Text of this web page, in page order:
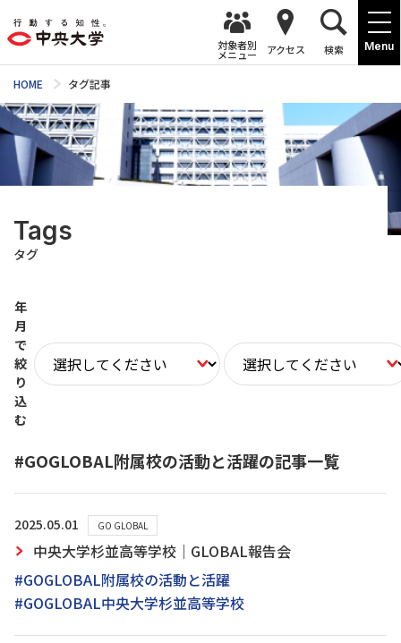
Menu
対象者別
メニュー アクセス 検索
HOME タグ記事
Tags
タグ
年
月
で
絞
り
込
む
#GOGLOBAL附属校の活動と活躍の記事一覧
2025.05.01 GO GLOBAL
中央大学杉並高等学校｜GLOBAL報告会
#GOGLOBAL附属校の活動と活躍
#GOGLOBAL中央大学杉並高等学校